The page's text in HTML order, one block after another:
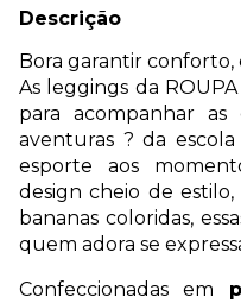
Descrição
Bora garantir conforto,
As leggings da
para acompanhar
aventuras ? da
esporte aos
design cheio de
bananas coloridas,
quem adora se
Confeccionadas em